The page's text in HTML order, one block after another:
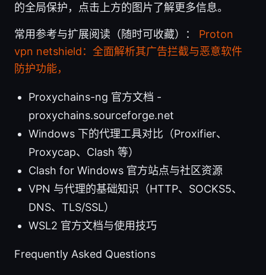
的全局保护，点击上方的图片了解更多信息。
常用参考与扩展阅读（随时可收藏）： Proton
vpn netshield：全面解析其广告拦截与恶意软件
防护功能，
Proxychains-ng 官方文档 -
proxychains.sourceforge.net
Windows 下的代理工具对比（Proxifier、
Proxycap、Clash 等）
Clash for Windows 官方站点与社区资源
VPN 与代理的基础知识（HTTP、SOCKS5、
DNS、TLS/SSL）
WSL2 官方文档与使用技巧
Frequently Asked Questions